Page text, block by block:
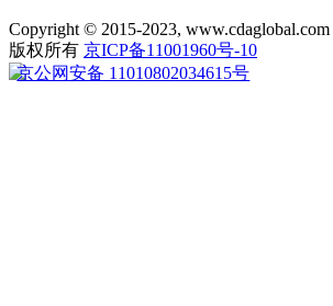
Copyright © 2015-2023, www.cdaglobal.com
版权所有 京ICP备11001960号-10
京公网安备 11010802034615号